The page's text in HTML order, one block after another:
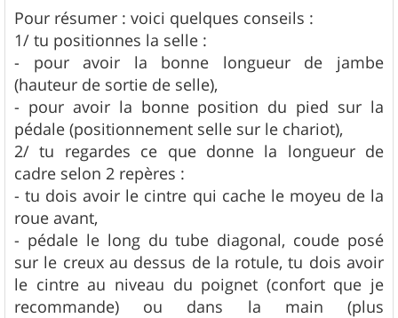
Pour résumer : voici quelques conseils :
1/ tu positionnes la selle :
- pour avoir la bonne longueur de jambe
(hauteur de sortie de selle),
- pour avoir la bonne position du pied sur la
pédale (positionnement selle sur le chariot),
2/ tu regardes ce que donne la longueur de
cadre selon 2 repères :
- tu dois avoir le cintre qui cache le moyeu de la
roue avant,
- pédale le long du tube diagonal, coude posé
sur le creux au dessus de la rotule, tu dois avoir
le cintre au niveau du poignet (confort que je
recommande) ou dans la main (plus